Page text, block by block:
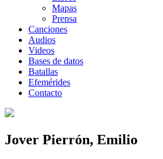
Mapas
Prensa
Canciones
Audios
Videos
Bases de datos
Batallas
Efemérides
Contacto
Jover Pierrón, Emilio